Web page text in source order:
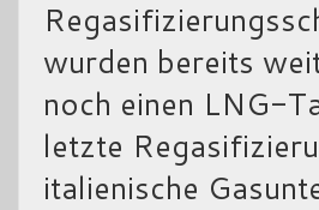
wurden bereits
noch einen LNG-
letzte
italienische